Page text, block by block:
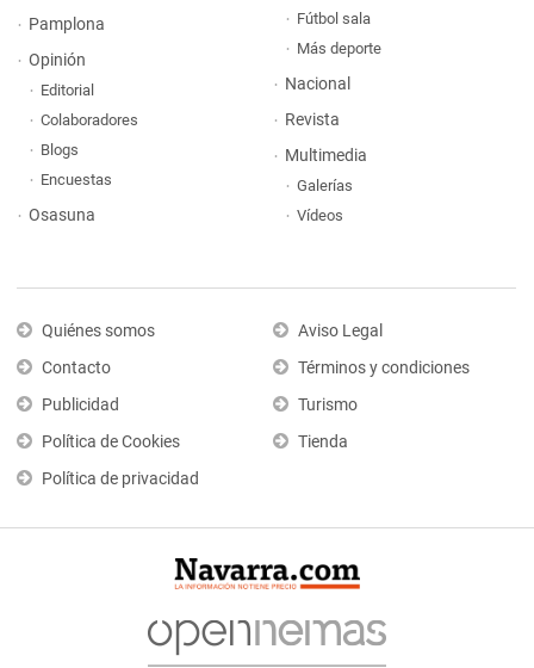
Pamplona
Opinión
Editorial
Colaboradores
Blogs
Encuestas
Osasuna
Fútbol sala
Más deporte
Nacional
Revista
Multimedia
Galerías
Vídeos
Quiénes somos
Contacto
Publicidad
Política de Cookies
Política de privacidad
Aviso Legal
Términos y condiciones
Turismo
Tienda